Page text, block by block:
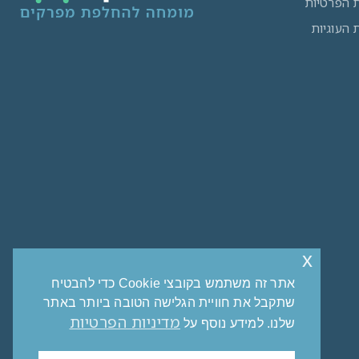
העוגיות
אתר זה משתמש בקובצי Cookie כדי להבטיח
שתקבל את חוויית הגלישה הטובה ביותר באתר
שלנו. למידע נוסף על מדיניות הפרטיות
x